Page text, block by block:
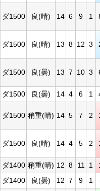
ダ1500 良(晴) 14 6 9 1
ダ1500 良(晴) 13 8 12 3
ダ1500 良(曇) 13 7 10 3
ダ1500 良(曇) 14 4 6 1
ダ1500 稍重(晴) 14 5 7 2
ダ1500 良(晴) 14 4 5 2
ダ1400 稍重(晴) 12 8 11 1
ダ1400 良(曇) 12 7 9 1